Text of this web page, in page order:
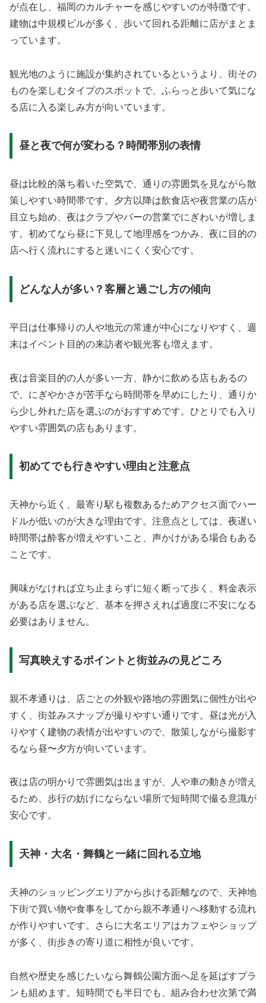
が点在し、福岡のカルチャーを感じやすいのが特徴です。
建物は中規模ビルが多く、歩いて回れる距離に店がまとま
っています。
観光地のように施設が集約されているというより、街その
ものを楽しむタイプのスポットで、ふらっと歩いて気にな
る店に入る楽しみ方が向いています。
昼と夜で何が変わる？時間帯別の表情
昼は比較的落ち着いた空気で、通りの雰囲気を見ながら散
策しやすい時間帯です。夕方以降は飲食店や夜営業の店が
目立ち始め、夜はクラブやバーの営業でにぎわいが増しま
す。初めてなら昼に下見して地理感をつかみ、夜に目的の
店へ行く流れにすると迷いにくく安心です。
どんな人が多い？客層と過ごし方の傾向
平日は仕事帰りの人や地元の常連が中心になりやすく、週
末はイベント目的の来訪者や観光客も増えます。
夜は音楽目的の人が多い一方、静かに飲める店もあるの
で、にぎやかさが苦手なら時間帯を早めにしたり、通りか
ら少し外れた店を選ぶのがおすすめです。ひとりでも入り
やすい雰囲気の店もあります。
初めてでも行きやすい理由と注意点
天神から近く、最寄り駅も複数あるためアクセス面でハー
ドルが低いのが大きな理由です。注意点としては、夜遅い
時間帯は酔客が増えやすいこと、声かけがある場合もある
ことです。
興味がなければ立ち止まらずに短く断って歩く、料金表示
がある店を選ぶなど、基本を押さえれば過度に不安になる
必要はありません。
写真映えするポイントと街並みの見どころ
親不孝通りは、店ごとの外観や路地の雰囲気に個性が出や
すく、街並みスナップが撮りやすい通りです。昼は光が入
りやすく建物の表情が出やすいので、散策しながら撮影す
るなら昼〜夕方が向いています。
夜は店の明かりで雰囲気は出ますが、人や車の動きが増え
るため、歩行の妨げにならない場所で短時間で撮る意識が
安心です。
天神・大名・舞鶴と一緒に回れる立地
天神のショッピングエリアから歩ける距離なので、天神地
下街で買い物や食事をしてから親不孝通りへ移動する流れ
が作りやすいです。さらに大名エリアはカフェやショップ
が多く、街歩きの寄り道に相性が良いです。
自然や歴史を感じたいなら舞鶴公園方面へ足を延ばすプラ
ンも組めます。短時間でも半日でも、組み合わせ次第で満